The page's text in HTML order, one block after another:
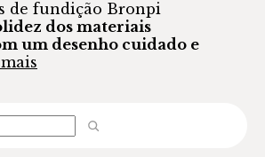
de fundição Bronpi
dos materiais
um desenho cuidado e